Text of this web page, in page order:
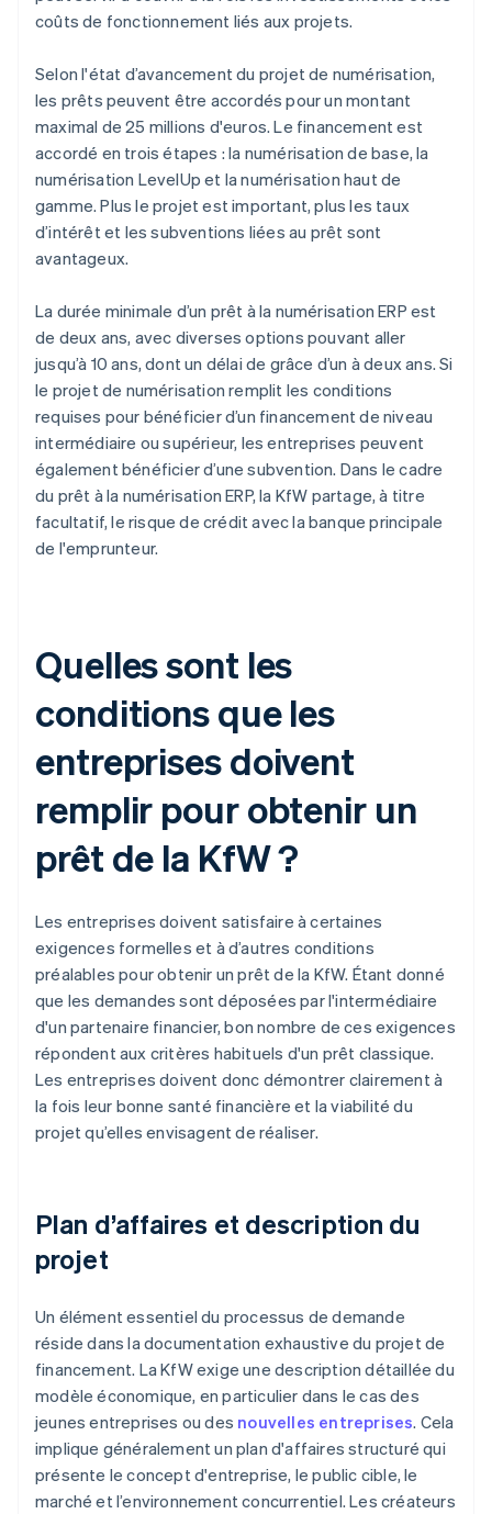
coûts de fonctionnement liés aux projets.
Selon l'état d’avancement du projet de numérisation,
les prêts peuvent être accordés pour un montant
maximal de 25 millions d'euros. Le financement est
accordé en trois étapes : la numérisation de base, la
numérisation LevelUp et la numérisation haut de
gamme. Plus le projet est important, plus les taux
d’intérêt et les subventions liées au prêt sont
avantageux.
La durée minimale d’un prêt à la numérisation ERP est
de deux ans, avec diverses options pouvant aller
jusqu’à 10 ans, dont un délai de grâce d’un à deux ans. Si
le projet de numérisation remplit les conditions
requises pour bénéficier d’un financement de niveau
intermédiaire ou supérieur, les entreprises peuvent
également bénéficier d’une subvention. Dans le cadre
du prêt à la numérisation ERP, la KfW partage, à titre
facultatif, le risque de crédit avec la banque principale
de l'emprunteur.
Quelles sont les
conditions que les
entreprises doivent
remplir pour obtenir un
prêt de la KfW ?
Les entreprises doivent satisfaire à certaines
exigences formelles et à d’autres conditions
préalables pour obtenir un prêt de la KfW. Étant donné
que les demandes sont déposées par l'intermédiaire
d'un partenaire financier, bon nombre de ces exigences
répondent aux critères habituels d'un prêt classique.
Les entreprises doivent donc démontrer clairement à
la fois leur bonne santé financière et la viabilité du
projet qu’elles envisagent de réaliser.
Plan d’affaires et description du
projet
Un élément essentiel du processus de demande
réside dans la documentation exhaustive du projet de
financement. La KfW exige une description détaillée du
modèle économique, en particulier dans le cas des
jeunes entreprises ou des nouvelles entreprises. Cela
implique généralement un plan d'affaires structuré qui
présente le concept d'entreprise, le public cible, le
marché et l’environnement concurrentiel. Les créateurs